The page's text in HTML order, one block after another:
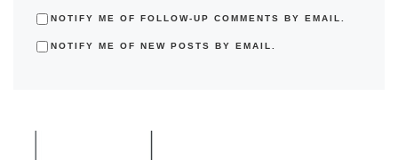
NOTIFY ME OF FOLLOW-UP COMMENTS BY EMAIL.
NOTIFY ME OF NEW POSTS BY EMAIL.